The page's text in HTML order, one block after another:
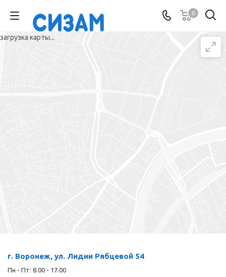
0
загрузка карты...
г. Воронеж, ул. Лидии Рябцевой 54
Пн - Пт: 8.00 - 17.00